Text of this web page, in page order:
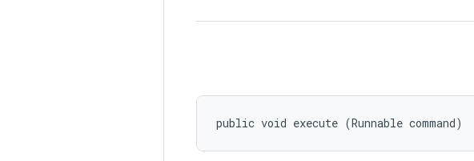
public void execute (Runnable command)